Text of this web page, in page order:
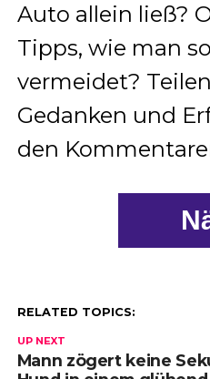
Auto allein ließ?
Tipps, wie man
vermeidet?
Gedanken und
den
RELATED TOPICS:
UP NEXT
Mann zögert keine